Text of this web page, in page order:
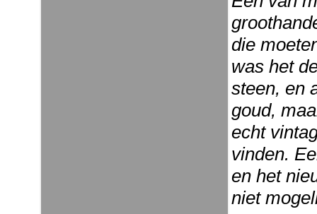
die
was het
steen, en
goud,
echt
vinden.
en het
niet